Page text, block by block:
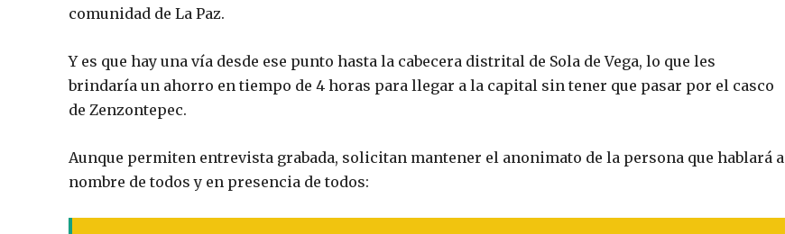
comunidad de La Paz.
Y es que hay una vía desde ese punto hasta la cabecera distrital de Sola de Vega, lo que les
brindaría un ahorro en tiempo de 4 horas para llegar a la capital sin tener que pasar por el casco
de Zenzontepec.
Aunque permiten entrevista grabada, solicitan mantener el anonimato de la persona que hablará a
nombre de todos y en presencia de todos: